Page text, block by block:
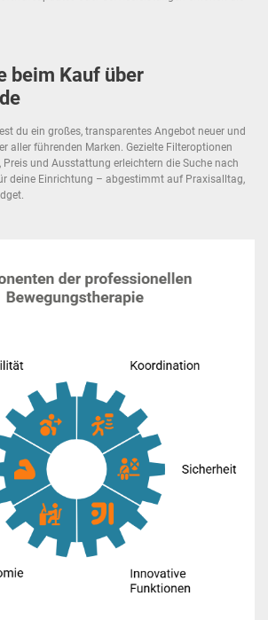
beim Kauf über
du ein großes, transparentes Angebot neuer und
aller führenden Marken. Gezielte Filteroptionen
Preis und Ausstattung erleichtern die Suche nach
deine Einrichtung – abgestimmt auf Praxisalltag,